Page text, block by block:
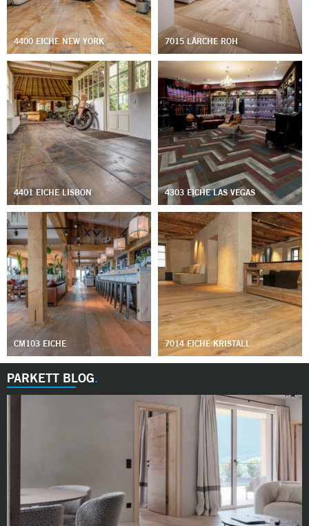
4400 EICHE NEW YORK 7015 LÄRCHE ROH
4401 EICHE LISBON 4303 EICHE LAS VEGAS
CM103 EICHE 7014 EICHE KRISTALL
PARKETT BLOG